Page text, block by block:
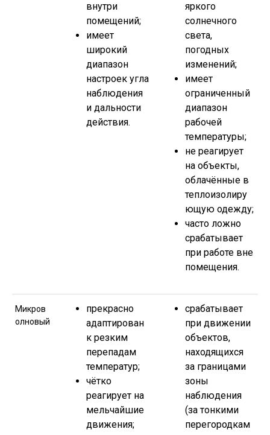
внутри
помещений;
имеет
широкий
диапазон
настроек угла
наблюдения
и дальности
действия.
яркого
солнечного
света,
погодных
изменений;
имеет
ограниченный
диапазон
рабочей
температуры;
не реагирует
на объекты,
облачённые в
теплоизолиру
ющую одежду;
часто ложно
срабатывает
при работе вне
помещения.
Микров
олновый
прекрасно
адаптирован
к резким
перепадам
температур;
чётко
реагирует на
мельчайшие
движения;
срабатывает
при движении
объектов,
находящихся
за границами
зоны
наблюдения
(за тонкими
перегородкам